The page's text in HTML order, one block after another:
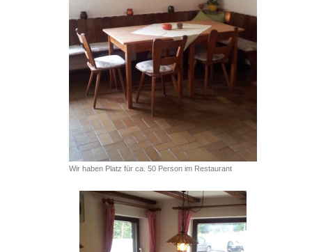
Wir haben Platz für ca. 50 Person im Restaurant